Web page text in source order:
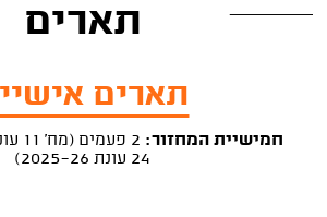
תארים
תארים
חמישיית המחזור:
24 עונת 2025-26)